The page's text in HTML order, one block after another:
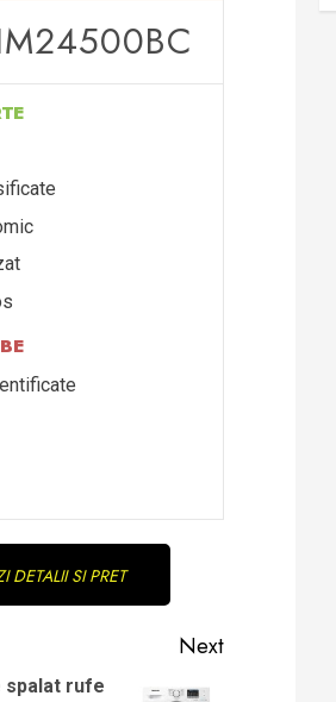
DETALII SI PRET
Next
spalat rufe